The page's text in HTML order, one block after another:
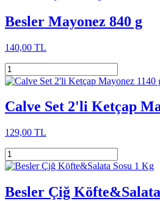
Besler Mayonez 840 g
140,00 TL
Calve Set 2'li Ketçap
129,00 TL
Besler Çiğ